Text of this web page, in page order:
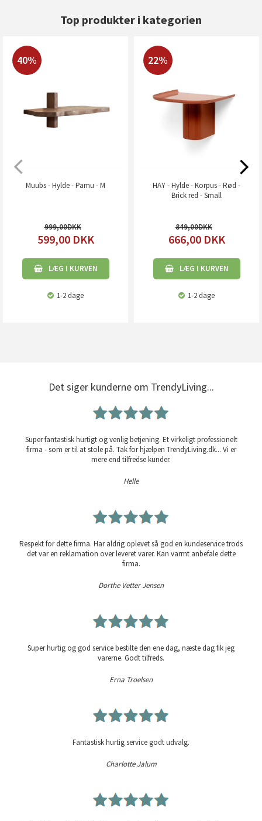
Top produkter i kategorien
40%
Muubs - Hylde - Pamu - M
999,00
599,00 DKK
LÆG I KURVEN
1-2 dage
22%
HAY - Hylde - Korpus - Rød -
Brick red - Small
849,00
666,00 DKK
LÆG I KURVEN
1-2 dage
Det siger kunderne om TrendyLiving...
Super fantastisk hurtigt og venlig betjening. Et virkeligt professionelt
firma - som er til at stole på. Tak for hjælpen TrendyLiving.dk... Vi er
mere end tilfredse kunder.
Helle
Respekt for dette firma. Har aldrig oplevet så god en kundeservice trods
det var en reklamation over leveret varer. Kan varmt anbefale dette
firma.
Dorthe Vetter Jensen
Super hurtig og god service bestilte den ene dag, næste dag fik jeg
varerne. Godt tilfreds.
Erna Troelsen
Fantastisk hurtig service godt udvalg.
Charlotte Jalum